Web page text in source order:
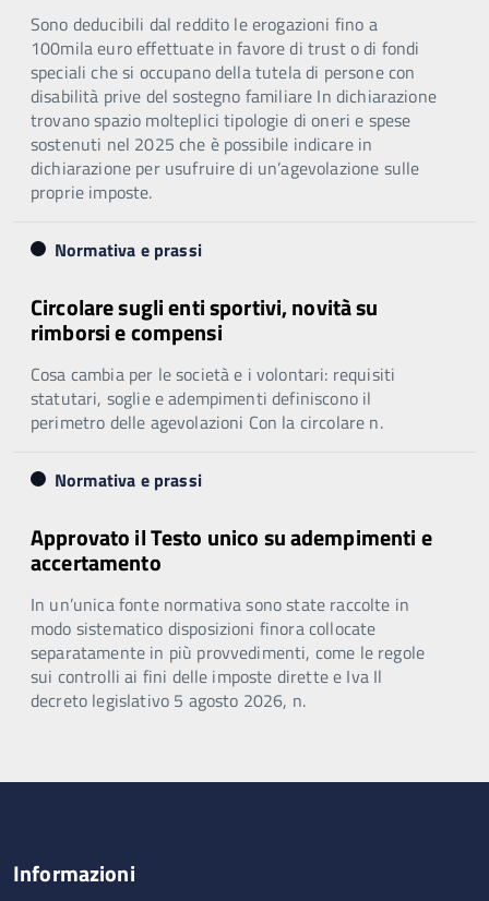
Sono deducibili dal reddito le erogazioni fino a
100mila euro effettuate in favore di trust o di fondi
speciali che si occupano della tutela di persone con
disabilità prive del sostegno familiare In dichiarazione
trovano spazio molteplici tipologie di oneri e spese
sostenuti nel 2025 che è possibile indicare in
dichiarazione per usufruire di un’agevolazione sulle
proprie imposte.
Normativa e prassi
Circolare sugli enti sportivi, novità su
rimborsi e compensi
Cosa cambia per le società e i volontari: requisiti
statutari, soglie e adempimenti definiscono il
perimetro delle agevolazioni Con la circolare n.
Normativa e prassi
Approvato il Testo unico su adempimenti e
accertamento
In un’unica fonte normativa sono state raccolte in
modo sistematico disposizioni finora collocate
separatamente in più provvedimenti, come le regole
sui controlli ai fini delle imposte dirette e Iva Il
decreto legislativo 5 agosto 2026, n.
Informazioni